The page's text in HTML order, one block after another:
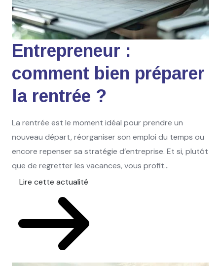
Entrepreneur :
comment bien préparer
la rentrée ?
La rentrée est le moment idéal pour prendre un
nouveau départ, réorganiser son emploi du temps ou
encore repenser sa stratégie d’entreprise. Et si, plutôt
que de regretter les vacances, vous profit...
Lire cette actualité